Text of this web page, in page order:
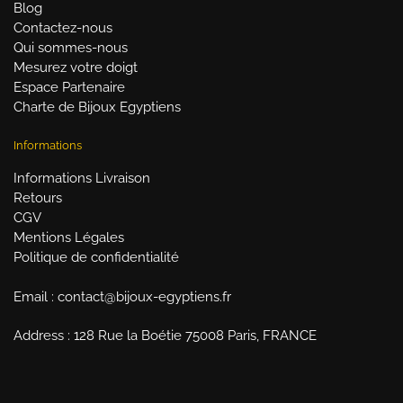
Blog
Contactez-nous
Qui sommes-nous
Mesurez votre doigt
Espace Partenaire
Charte de Bijoux Egyptiens
Informations
Informations Livraison
Retours
CGV
Mentions Légales
Politique de confidentialité
Email : contact@bijoux-egyptiens.fr
Address : 128 Rue la Boétie 75008 Paris, FRANCE